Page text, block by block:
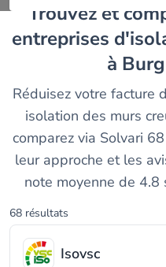
Trouvez et comparez les meilleurs
entreprises
à
Réduisez votre facture
isolation des murs
comparez via Solvari
leur approche et les
note moyenne de
68 résultats
Isovsc